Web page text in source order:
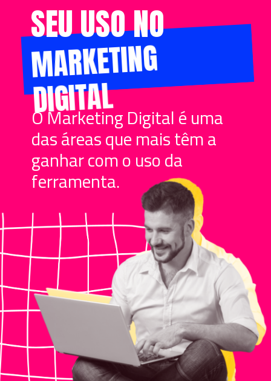
O Marketing Digital é uma
das áreas que mais têm a
ganhar com o uso da
ferramenta.
MARKETING
DIGITAL
SEU USO NO